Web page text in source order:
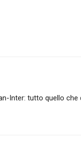
Inter: tutto quello che